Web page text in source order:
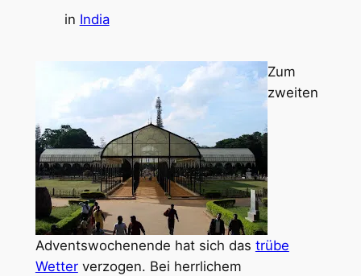
in India
Zum
zweiten
Adventswochenende hat sich das trübe
Wetterverzogen. Bei herrlichem